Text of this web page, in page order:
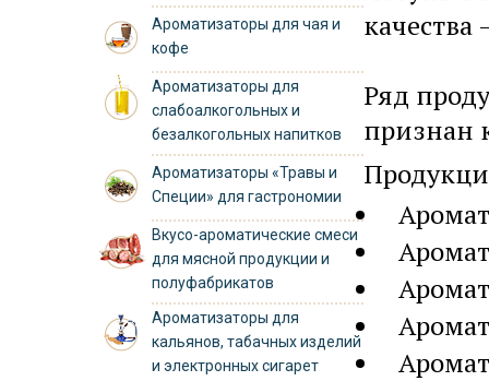
Ароматизаторы для чая и
кофе
Ароматизаторы для
слабоалкогольных и
безалкогольных напитков
Ароматизаторы «Травы и
Специи» для гастрономии
Вкусо-ароматические смеси
для мясной продукции и
полуфабрикатов
Ароматизаторы для
кальянов, табачных изделий
и электронных сигарет
качества
Ряд
признан